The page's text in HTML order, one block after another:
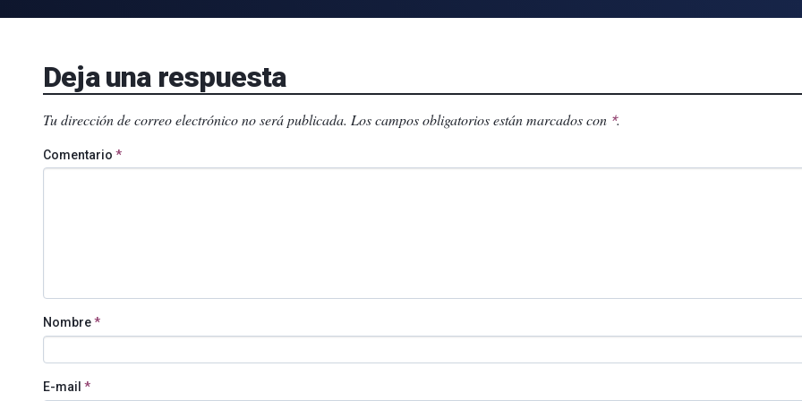
Deja una respuesta
Tu dirección de correo electrónico no será publicada. Los campos obligatorios están marcados con *.
Comentario *
Nombre*
E-mail *